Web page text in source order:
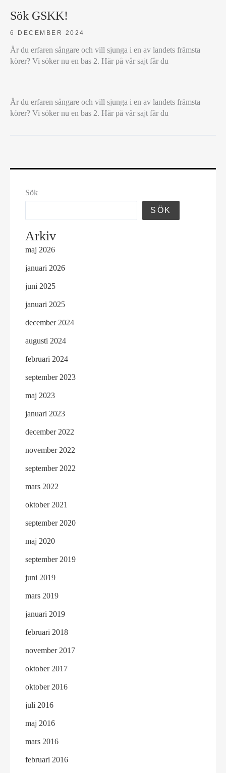
Sök GSKK!
6 DECEMBER 2024
Är du erfaren sångare och vill sjunga i en av landets främsta
körer? Vi söker nu en bas 2. Här på vår sajt får du
GSKK!
Är du erfaren sångare och vill sjunga i en av landets främsta
körer? Vi söker nu en bas 2. Här på vår sajt får du
Sök
SÖK
Arkiv
maj 2026
januari 2026
juni 2025
januari 2025
december 2024
augusti 2024
februari 2024
september 2023
maj 2023
januari 2023
december 2022
november 2022
september 2022
mars 2022
oktober 2021
september 2020
maj 2020
september 2019
juni 2019
mars 2019
januari 2019
februari 2018
november 2017
oktober 2017
oktober 2016
juli 2016
maj 2016
mars 2016
februari 2016